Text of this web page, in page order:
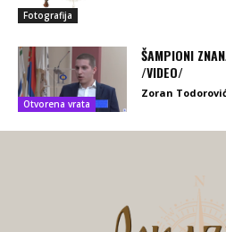
Fotografija
Otvorena vrata
ŠAMPIONI
/VIDEO/
Zoran